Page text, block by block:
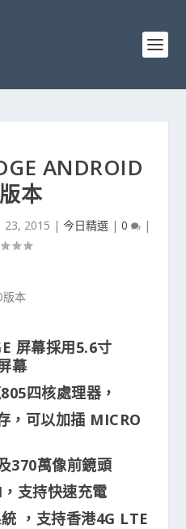
ANDROID
本
23, 2015 | 今日精選| 0 |
屏幕採用5.6寸
幕
四核處理器，
，可以加插 MICRO
370萬像前鏡頭
支持快速充電
，支持香港4G LTE